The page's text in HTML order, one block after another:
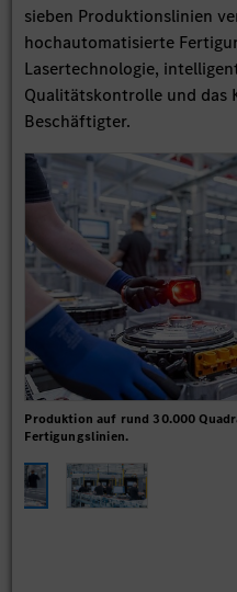
sieben Produktionslinien
hochautomatisierte
Lasertechnologie,
Qualitätskontrolle und
Beschäftigter.
Produktion auf rund 30.000
Fertigungslinien.